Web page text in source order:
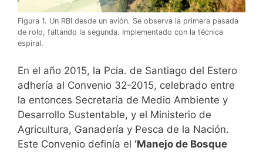
Figura 1. Un RBI desde un avión. Se observa la primera pasada
de rolo, faltando la segunda. Implementado con la técnica
espiral.
En el año 2015, la Pcia. de Santiago del Estero
adhería al Convenio 32-2015, celebrado entre
la entonces Secretaría de Medio Ambiente y
Desarrollo Sustentable, y el Ministerio de
Agricultura, Ganadería y Pesca de la Nación.
Este Convenio definía el ‘Manejo de Bosque